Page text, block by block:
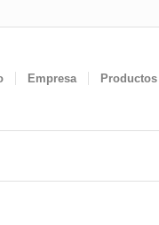
Empresa Productos